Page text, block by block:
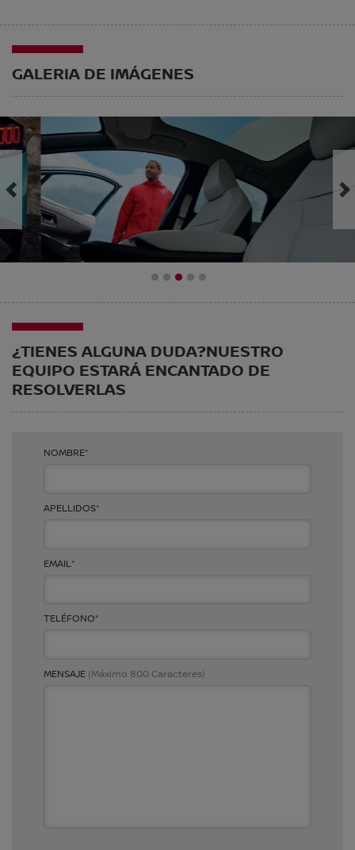
GALERIA DE IMÁGENES
1 2 3 4 5
¿TIENES ALGUNA DUDA?NUESTRO
EQUIPO ESTARÁ ENCANTADO DE
RESOLVERLAS
NOMBRE*
APELLIDOS*
EMAIL*
TELÉFONO*
MENSAJE (Máximo 800 Caracteres)